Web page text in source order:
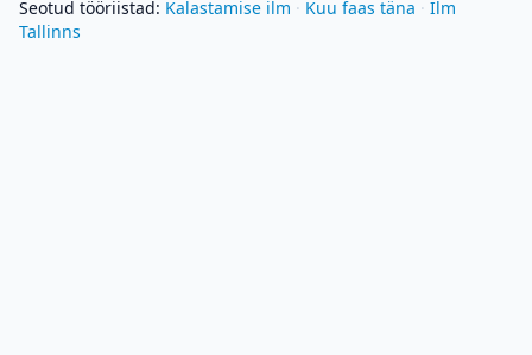
Seotud tööriistad: Kalastamise ilm · Kuu faas täna · Ilm
Tallinns